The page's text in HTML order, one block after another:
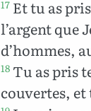
17 Et tu as
l’argent que
d’hommes,
18 Tu as pris
couvertes,